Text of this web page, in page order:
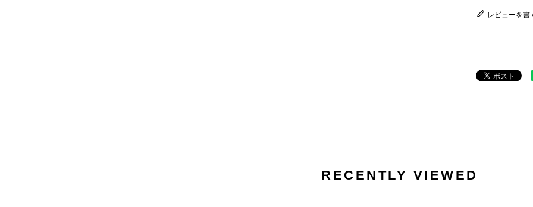
レビューを書
RECENTLY VIEWED